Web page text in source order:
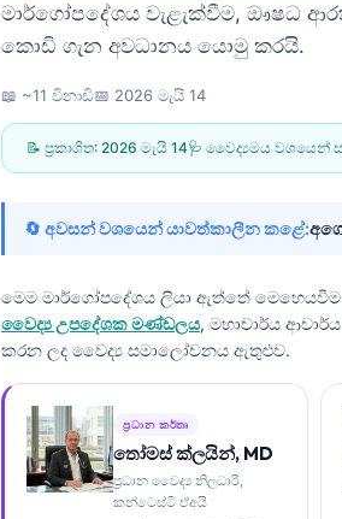
මාර්ගෝපදේශය වැළැක්වීම, ඖෂධ
කොඩි ගැන අවධානය යොමු කරයි.
📖 ~11 විනාඩි📅 2026 මැයි 14
📝 ප්‍රකාශිත: 2026 මැයි 14🩺 වෛද්‍යමය වශයෙන්
🔄 අවසන් වශයෙන් යාවත්කාලීන කළේ:
මෙම මාර්ගෝපදේශය ලියා ඇත්තේ
වෛද්‍ය උපදේශක මණ්ඩලය, මහාචාර්ය
කරන ලද වෛද්‍ය සමාලෝචනය ඇතුළුව.
ප්‍රධාන කර්තෘ
තෝමස් ක්ලයින්, MD
ප්‍රධාන වෛද්‍ය නිලධාරී,
කන්ටෙස්ටි ඒඅයි